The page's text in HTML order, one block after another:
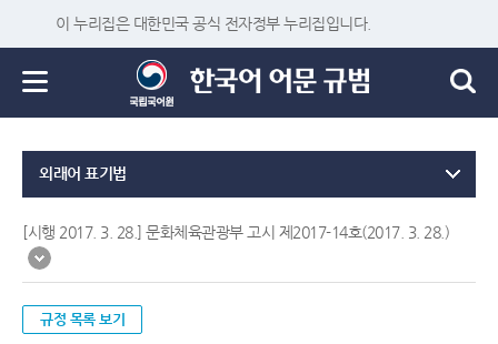
이 누리집은 대한민국 공식 전자정부 누리집입니다.
외래어 표기법
[시행 2017. 3. 28.] 문화체육관광부 고시 제2017-14호(2017. 3. 28.)
규정 목록 보기